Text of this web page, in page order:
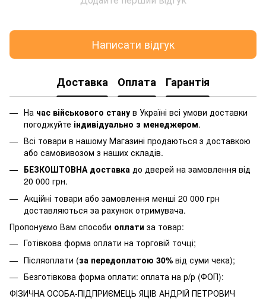
Написати відгук
Доставка Оплата Гарантія
На час військового стану в Україні всі умови доставки
погоджуйте індивідуально з менеджером.
Всі товари в нашому Магазині продаються з доставкою
або самовивозом з наших складів.
БЕЗКОШТОВНА доставка до дверей на замовлення від
20 000 грн.
Акційні товари або замовлення менші 20 000 грн
доставляються за рахунок отримувача.
Пропонуємо Вам способи оплати за товар:
Готівкова форма оплати на торговій точці;
Післяоплати (за передоплатою 30% від суми чека);
Безготівкова форма оплати: оплата на р/р (ФОП):
ФІЗИЧНА ОСОБА-ПІДПРИЄМЕЦЬ ЯЦІВ АНДРІЙ ПЕТРОВИЧ